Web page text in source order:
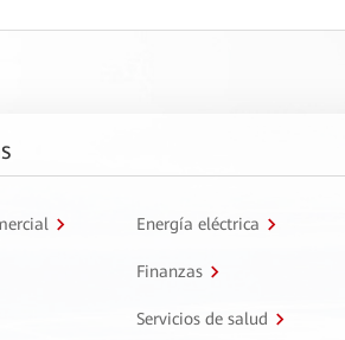
Energía eléctrica
Finanzas
Servicios de salud